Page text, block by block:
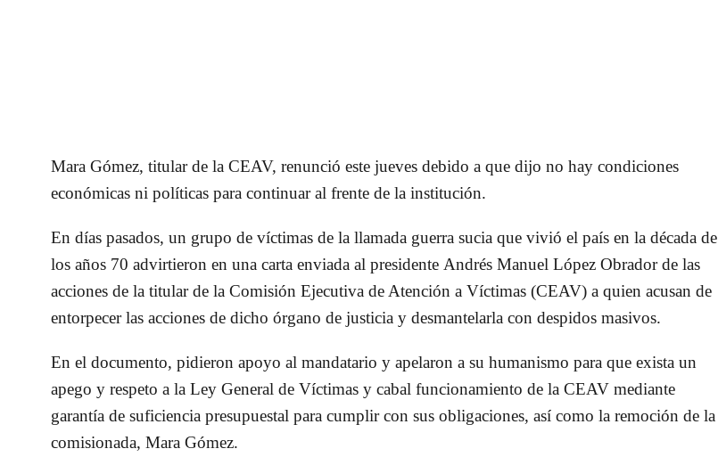
Mara Gómez, titular de la CEAV,renunció este jueves debido a que dijo no hay condiciones
económicas ni políticas para continuar al frente de la institución.
En días pasados, un grupo devíctimas de la llamada guerra sucia que vivió el país en la década de
los años 70 advirtieron en una carta enviada al presidente Andrés Manuel López Obradorde las
acciones de la titular de la Comisión Ejecutiva de Atención a Víctimas (CEAV) a quien acusan de
entorpecer las acciones de dicho órgano de justicia y desmantelarla con despidos masivos.
En el documento, pidieron apoyo al mandatario y apelaron a su humanismo para que exista un
apego y respeto a la Ley General de Víctimas y cabal funcionamiento de la CEAV mediante
garantía de suficiencia presupuestal para cumplir con sus obligaciones, así como la remoción de la
comisionada,Mara Gómez.